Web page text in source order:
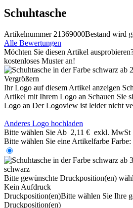
Schuhtasche
Artikelnummer 21369000Bestand wird
Alle Bewertungen
Möchten Sie diesen Artikel
kostenloses Muster an!
Vergrößern
Ihr Logo auf diesem Artikel anzeigen
Artikel mit Ihrem Logo an Schauen Sie
Logo an Der Logoview ist leider nicht
Anderes Logo hochladen
Bitte wählen Sie Ab 2,11 € exkl. MwSt
Bitte wählen Sie eine Artikelfarbe Farbe:
schwarz
Bitte gewünschte Druckposition(en)
Kein Aufdruck
Druckposition(en)Bitte wählen Sie Ihre
Druckposition(en)